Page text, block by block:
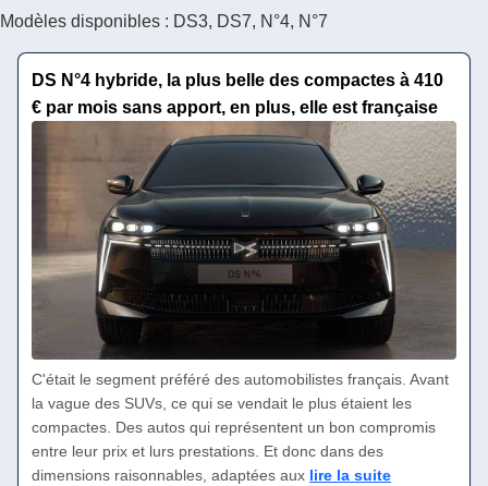
Modèles disponibles : DS3, DS7, N°4, N°7
DS N°4 hybride, la plus belle des compactes à 410
€ par mois sans apport, en plus, elle est française
C'était le segment préféré des automobilistes français. Avant
la vague des SUVs, ce qui se vendait le plus étaient les
compactes. Des autos qui représentent un bon compromis
entre leur prix et lurs prestations. Et donc dans des
dimensions raisonnables, adaptées aux lire la suite